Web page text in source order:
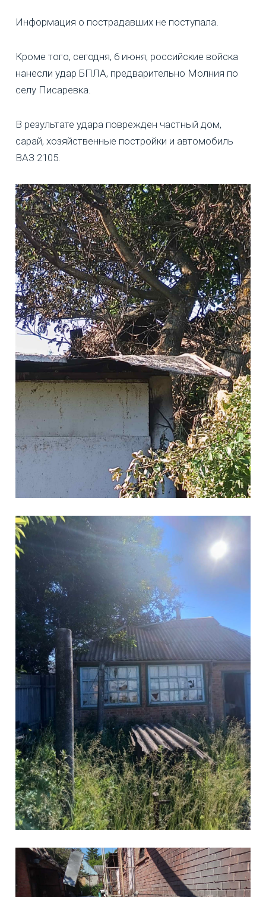
Информация о пострадавших не поступала.
Кроме того, сегодня, 6 июня, российские войска
нанесли удар БПЛА, предварительно Молния по
селу Писаревка.
В результате удара поврежден частный дом,
сарай, хозяйственные постройки и автомобиль
ВАЗ 2105.